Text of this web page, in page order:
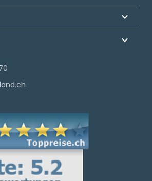
keyboard_arrow_down
keyboard_arrow_down